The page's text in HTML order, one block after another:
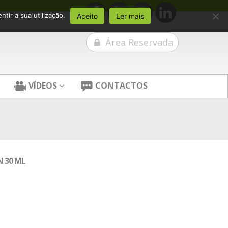
Área Reservada
VÍDEOS CONTACTOS
30 ML
a sua utilização. Aceito Ler mais